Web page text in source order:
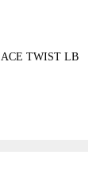
TWIST LB